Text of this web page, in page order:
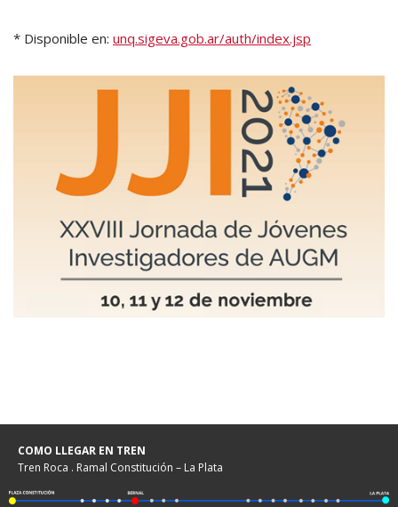
* Disponible en: unq.sigeva.gob.ar/auth/index.jsp
COMO LLEGAR EN TREN
Tren Roca . Ramal Constitución – La Plata